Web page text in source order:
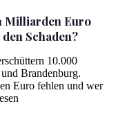
Wer zahlt den Schaden?
Milliarden Euro
Schaden?
10.000
Brandenburg.
Euro fehlen und wer